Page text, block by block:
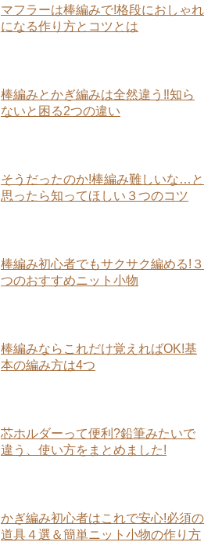
マフラーは棒編みで!格段におしゃれ
になる作り方とコツとは
棒編みとかぎ編みは全然違う‼︎知ら
ないと困る2つの違い
そうだったのか!棒編み難しいな…と
思ったら知ってほしい３つのコツ
棒編み初心者でもサクサク編める!３
つのおすすめニット小物
棒編みならこれだけ覚えればOK!基
本の編み方は4つ
芯ホルダーって便利?鉛筆みたいで
違う、使い方をまとめました!
かぎ編み初心者はこれで安心!必須の
道具４選＆簡単ニット小物の作り方